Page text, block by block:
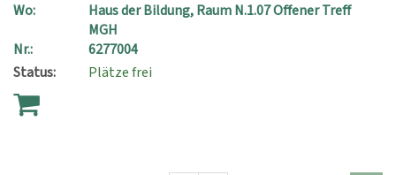
Wo:
Haus der Bildung, Raum N.1.07 Offener Treff
MGH
Nr.:
6277004
Status:
Plätze frei